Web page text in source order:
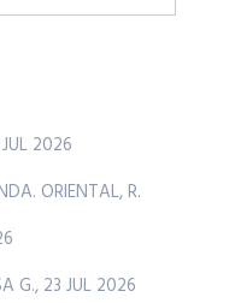
2026
ORIENTAL, R.
G., 23 JUL 2026